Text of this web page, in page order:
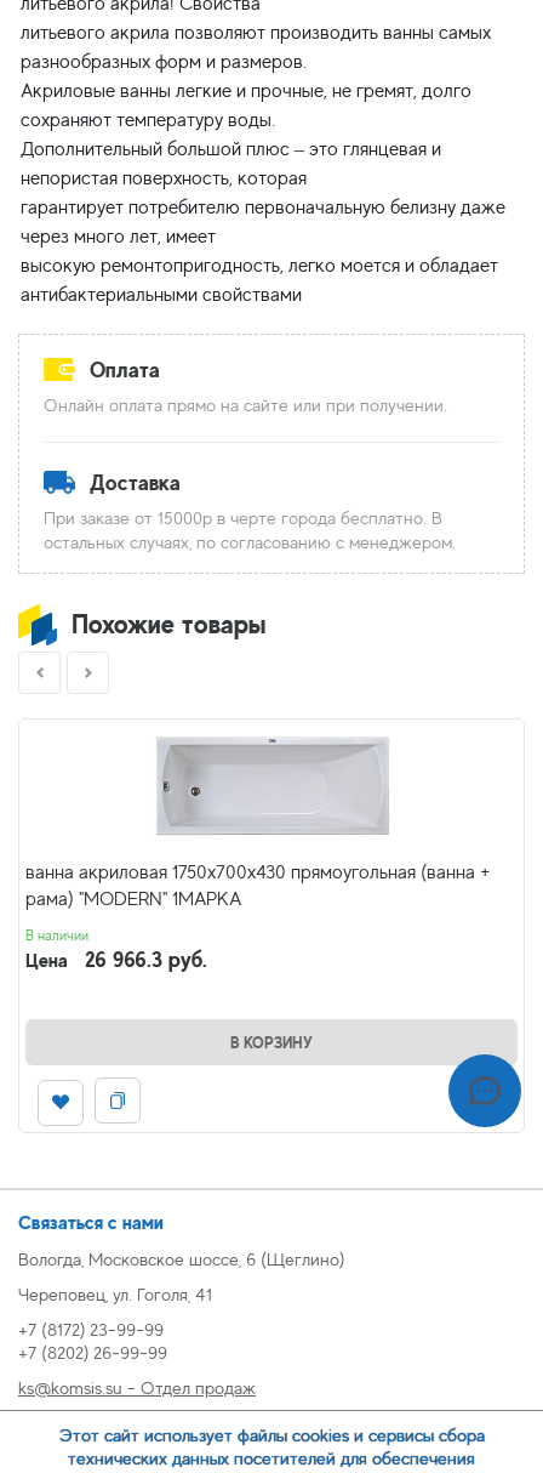
литьевого акрила позволяют производить ванны самых
разнообразных форм и размеров.
Акриловые ванны легкие и прочные, не гремят, долго
сохраняют температуру воды.
Дополнительный большой плюс – это глянцевая и
непористая поверхность, которая
гарантирует потребителю первоначальную белизну даже
через много лет, имеет
высокую ремонтопригодность, легко моется и обладает
Оплата
Онлайн оплата прямо на сайте или при получении.
Доставка
При заказе от 15000р в черте города бесплатно. В
остальных случаях, по согласованию с менеджером.
Похожие товары
ванна акриловая 1750х700х430 прямоугольная (ванна +
рама) "MODERN" 1МАРКА
В наличии
Цена 26 966.3 руб.
В КОРЗИНУ
Связаться с нами
Вологда, Московское шоссе, 6 (Щеглино)
Череповец, ул. Гоголя, 41
+7 (8172) 23-99-99
+7 (8202) 26-99-99
ks@komsis.su - Отдел продаж
oz@komsis.su - Отдел закупок
Этот сайт использует файлы cookies и сервисы сбора
технических данных посетителей для обеспечения